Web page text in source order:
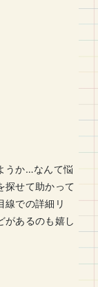
うか…なんて悩
探せて助かって
線での詳細リ
があるのも嬉し